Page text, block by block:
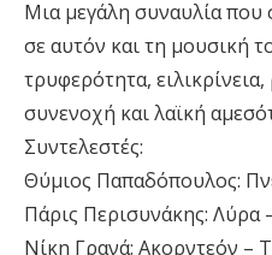
Μια μεγάλη συναυλία
σε αυτόν και τη μουσική
τρυφερότητα,
συνενοχή και λαϊκή
Συντελεστές:
Θύμιος Παπαδόπουλος:
Πάρις Περισυνάκης: Λύρα
Νίκη Γρανά: Ακορντεόν –